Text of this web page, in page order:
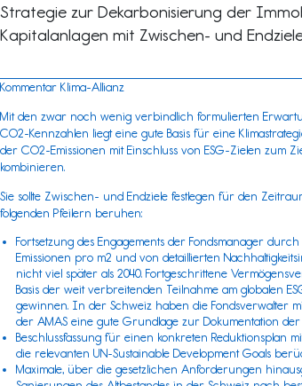
Strategie zur Dekarbonisierung der
Kapitalanlagen mit Zwischen- und
Kommentar Klima-Allianz
Mit den zwar noch wenig verbindlich formulierten
CO2-Kennzahlen liegt eine gute Basis für eine
der CO2-Emissionen mit Einschluss von ESG-Zielen zum
kombinieren.
Sie sollte Zwischen- und Endziele festlegen für den
folgenden Pfeilern beruhen:
Fortsetzung des Engagements der Fondsmanager
Emissionen pro m2 und von detaillierten
nicht viel später als 2040. Fortgeschrittene
Basis der weit verbreitenden Teilnahme am globalen
gewinnen. In der Schweiz haben die Fondsverwalter
der AMASeine gute Grundlage zur Dokumentation der
Beschlussfassung für einen konkreten Reduktionsplan
die relevanten UN-Sustainable Development Goals
Maximale, über die gesetzlichen Anforderungen